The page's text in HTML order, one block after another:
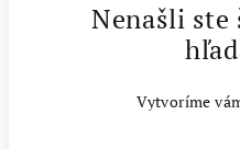
Nenašli
Vytvoríme